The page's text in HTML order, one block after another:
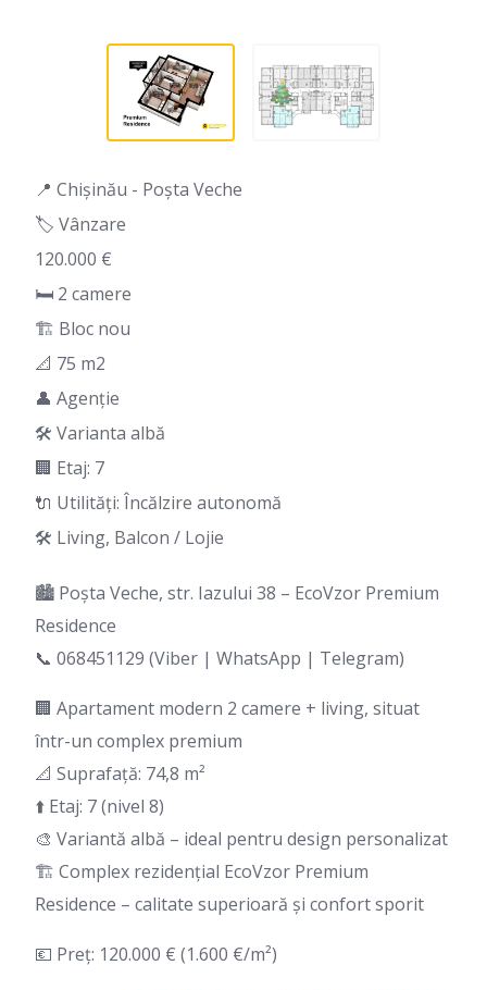
📍 Chișinău - Poșta Veche
🏷️ Vânzare
120.000 €
🛏 2 camere
🏗️ Bloc nou
📐 75 m2
👤 Agenție
🛠️ Varianta albă
🏢 Etaj: 7
🔌 Utilități: Încălzire autonomă
🛠️ Living, Balcon / Lojie
🏙️ Poșta Veche, str. Iazului 38 – EcoVzor Premium
Residence
📞 068451129 (Viber | WhatsApp | Telegram)
🏢 Apartament modern 2 camere + living, situat
într-un complex premium
📐 Suprafață: 74,8 m²
⬆️ Etaj: 7 (nivel 8)
🎨 Variantă albă – ideal pentru design personalizat
🏗️ Complex rezidențial EcoVzor Premium
Residence – calitate superioară și confort sporit
💶 Preț: 120.000 € (1.600 €/m²)